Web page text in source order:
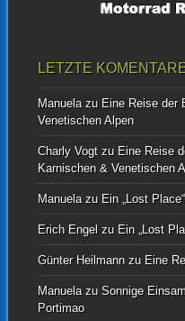
LETZTE
Manuelazu Eine Reise der
Venetischen Alpen
Charly Vogtzu Eine Reise
Karnischen & Venetischen
Manuelazu Ein „Lost
Erich Engelzu Ein „Lost
Günter Heilmannzu Eine
Manuelazu Sonnige
Portimao